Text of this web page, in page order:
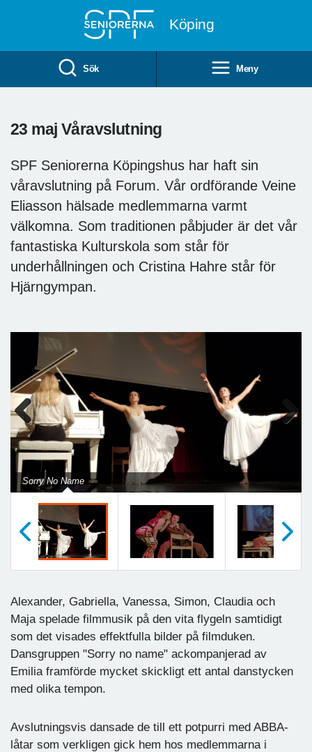
Köping
Sök Meny
23 maj Våravslutning
SPF Seniorerna Köpingshus har haft sin
våravslutning på Forum. Vår ordförande Veine
Eliasson hälsade medlemmarna varmt
välkomna. Som traditionen påbjuder är det vår
fantastiska Kulturskola som står för
underhållningen och Cristina Hahre står för
Hjärngympan.
Sorry No Name
Previous
Alexander, Gabriella, Vanessa, Simon, Claudia och
Maja spelade filmmusik på den vita flygeln samtidigt
som det visades effektfulla bilder på filmduken.
Dansgruppen "Sorry no name" ackompanjerad av
Emilia framförde mycket skickligt ett antal danstycken
med olika tempon.
Avslutningsvis dansade de till ett potpurri med ABBA-
låtar som verkligen gick hem hos medlemmarna i